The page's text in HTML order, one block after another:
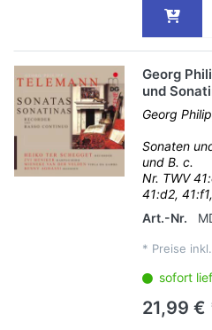
Georg
und
Georg
Sonaten
und B. c.
Nr. TWV
41:d2,
Art.-Nr.
* Preise
sofort
21,99 €